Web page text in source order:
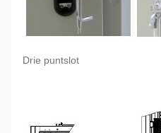
Drie puntslot